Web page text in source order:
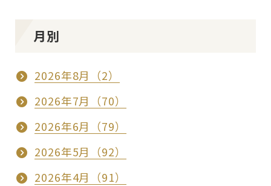
月別
2026年8月（2）
2026年7月（70）
2026年6月（79）
2026年5月（92）
2026年4月（91）